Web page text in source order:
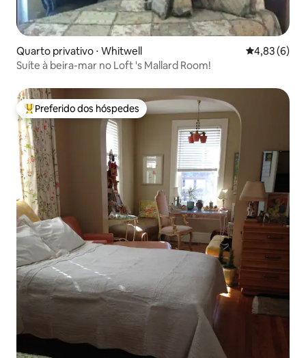
Quarto privativo ⋅ Whitwell 4,83 de uma
4,83 (6)
Suíte à beira-mar no Loft 's Mallard Room!
Entre os melhores preferidos dos hóspedes
Preferido dos hóspedes